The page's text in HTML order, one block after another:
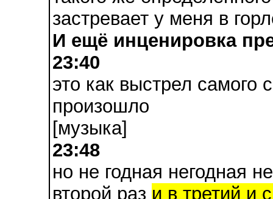
застревает у меня в
И ещё инценировка
23:40
это как выстрел самого
произошло
[музыка]
23:48
но не годная негодная
второй раз и в третий и